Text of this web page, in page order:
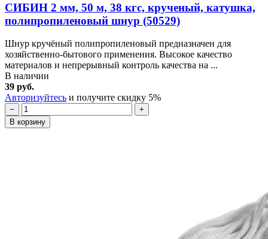
СИБИН 2 мм, 50 м, 38 кгс, крученый, катушка,
полипропиленовый шнур (50529)
Шнур кручёный полипропиленовый предназначен для
хозяйственно-бытового применения. Высокое качество
материалов и непрерывный контроль качества на ...
В наличии
39 руб.
Авторизуйтесь и получите скидку 5%
−
+
В корзину